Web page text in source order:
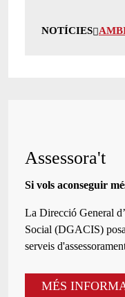
NOTÍCIES
Assessora't
Si vols aconseguir
La Direcció General
Social (DGACIS)
serveis
MÉS